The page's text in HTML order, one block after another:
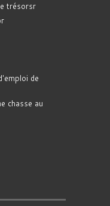
trésorsr
de
chasse au